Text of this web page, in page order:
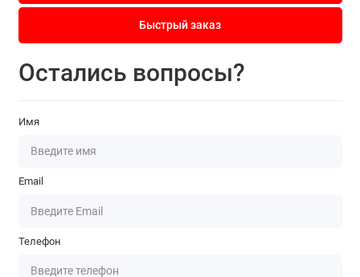
Быстрый заказ
Остались вопросы?
Имя
Email
Телефон